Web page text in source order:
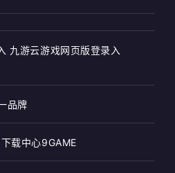
九游云游戏网页版登录入
品牌
载中心9GAME